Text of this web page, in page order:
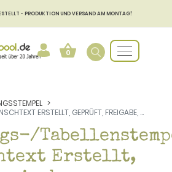
- PRODUKTION UND VERSAND AM MONTAG!
0
ERSTELLT, GEPRÜFT, FREIGABE, ...
Erstellt,